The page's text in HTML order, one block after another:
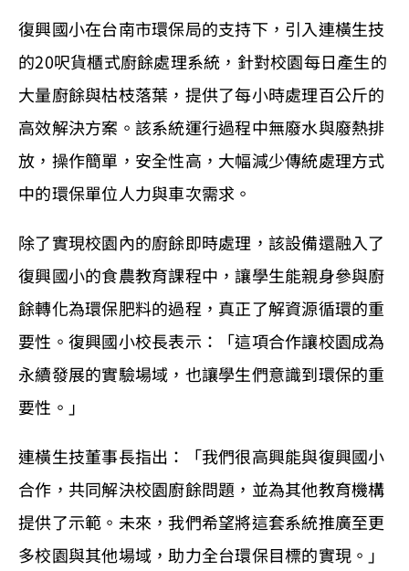
復興國小在台南市環保局的支持下，引入連橫生技
的20呎貨櫃式廚餘處理系統，針對校園每日產生的
大量廚餘與枯枝落葉，提供了每小時處理百公斤的
高效解決方案。該系統運行過程中無廢水與廢熱排
放，操作簡單，安全性高，大幅減少傳統處理方式
中的環保單位人力與車次需求。
除了實現校園內的廚餘即時處理，該設備還融入了
復興國小的食農教育課程中，讓學生能親身參與廚
餘轉化為環保肥料的過程，真正了解資源循環的重
要性。復興國小校長表示：「這項合作讓校園成為
永續發展的實驗場域，也讓學生們意識到環保的重
要性。」
連橫生技董事長指出：「我們很高興能與復興國小
合作，共同解決校園廚餘問題，並為其他教育機構
提供了示範。未來，我們希望將這套系統推廣至更
多校園與其他場域，助力全台環保目標的實現。」